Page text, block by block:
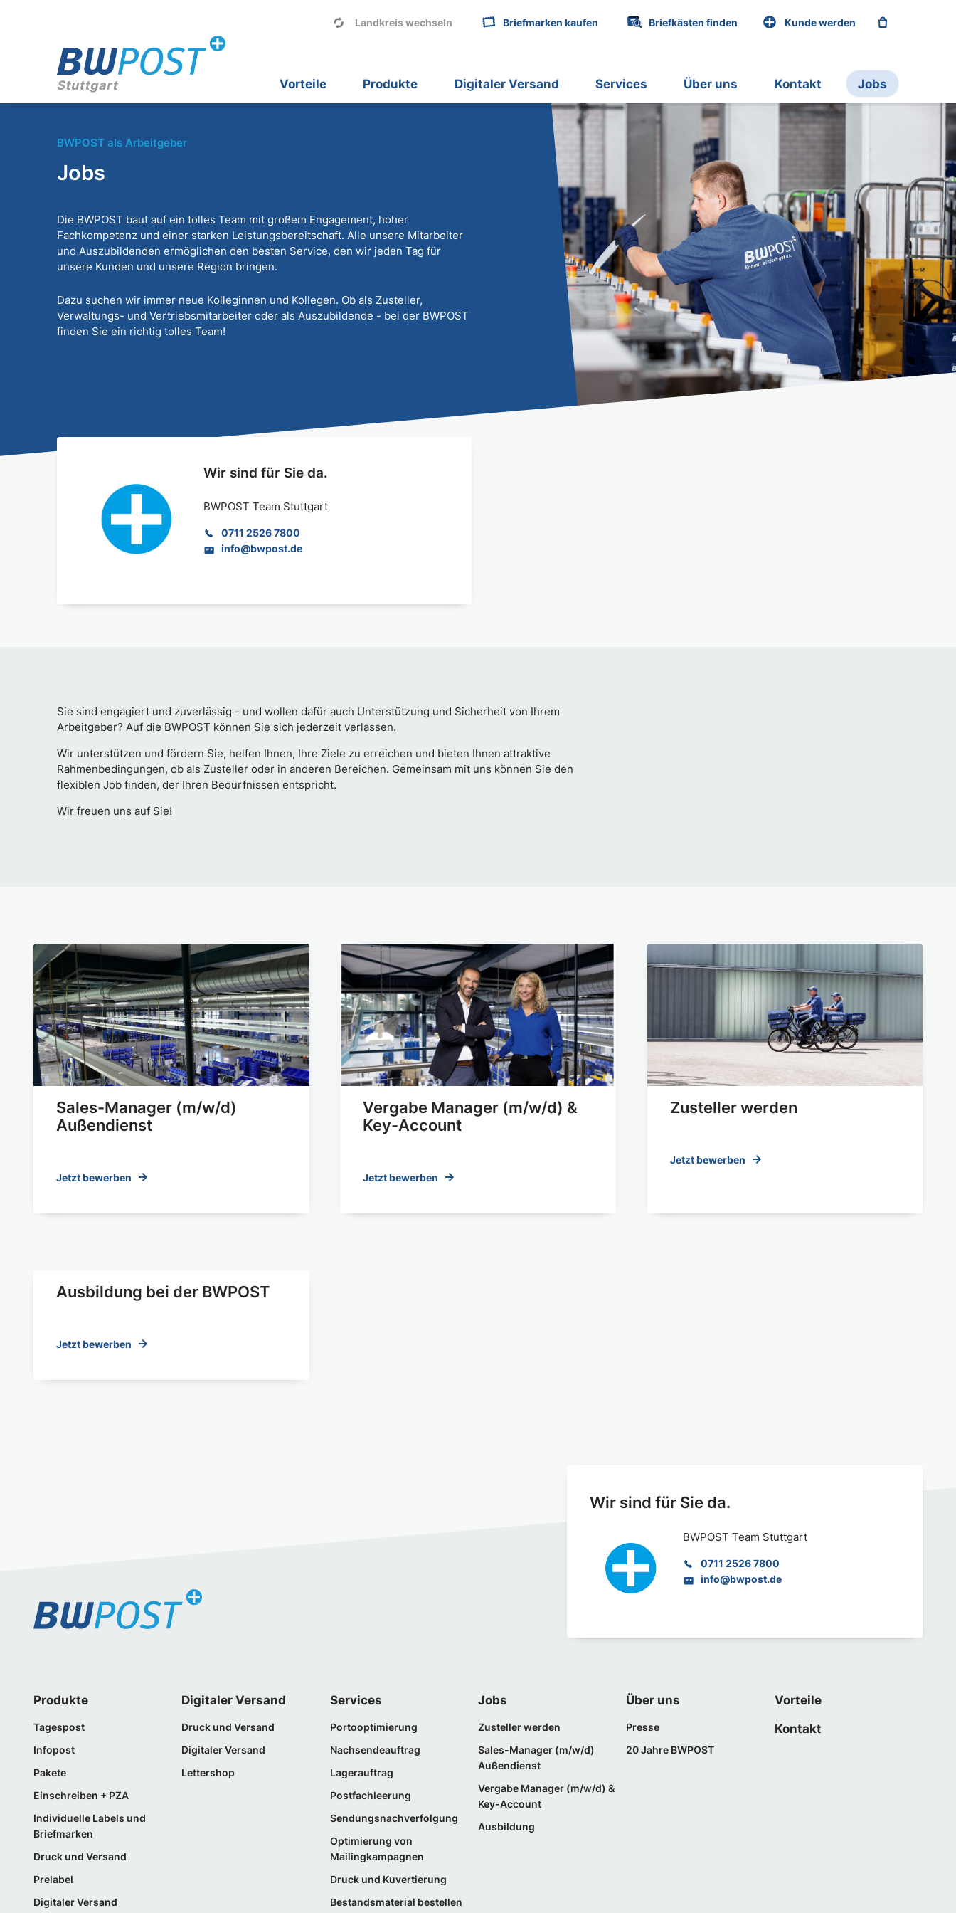
Landkreis wechseln Briefmarken kaufen Briefkästen finden Kunde werden
Vorteile Produkte Digitaler Versand Services Über uns Kontakt Jobs
BWPOST als Arbeitgeber
Jobs
Die BWPOST baut auf ein tolles Team mit großem Engagement, hoher
Fachkompetenz und einer starken Leistungsbereitschaft. Alle unsere Mitarbeiter
und Auszubildenden ermöglichen den besten Service, den wir jeden Tag für
unsere Kunden und unsere Region bringen.
Dazu suchen wir immer neue Kolleginnen und Kollegen. Ob als Zusteller,
Verwaltungs- und Vertriebsmitarbeiter oder als Auszubildende - bei der BWPOST
finden Sie ein richtig tolles Team!
Wir sind für Sie da.
BWPOST Team Stuttgart
0711 2526 7800
info@bwpost.de
Sie sind engagiert und zuverlässig - und wollen dafür auch Unterstützung und Sicherheit von Ihrem
Arbeitgeber? Auf die BWPOST können Sie sich jederzeit verlassen.
Wir unterstützen und fördern Sie, helfen Ihnen, Ihre Ziele zu erreichen und bieten Ihnen attraktive
Rahmenbedingungen, ob als Zusteller oder in anderen Bereichen. Gemeinsam mit uns können Sie den
flexiblen Job finden, der Ihren Bedürfnissen entspricht.
Wir freuen uns auf Sie!
Sales-Manager (m/w/d)
Außendienst
Jetzt bewerben
Vergabe Manager (m/w/d) &
Key-Account
Jetzt bewerben
Zusteller werden
Jetzt bewerben
Ausbildung bei der BWPOST
Jetzt bewerben
Wir sind für Sie da.
BWPOST Team Stuttgart
0711 2526 7800
info@bwpost.de
Produkte
Tagespost
Infopost
Pakete
Einschreiben + PZA
Individuelle Labels und
Briefmarken
Druck und Versand
Prelabel
Digitaler Versand
Digitaler Versand
Druck und Versand
Digitaler Versand
Lettershop
Services
Portooptimierung
Nachsendeauftrag
Lagerauftrag
Postfachleerung
Sendungsnachverfolgung
Optimierung von
Mailingkampagnen
Druck und Kuvertierung
Bestandsmaterial bestellen
Jobs
Zusteller werden
Sales-Manager (m/w/d)
Außendienst
Vergabe Manager (m/w/d) &
Key-Account
Ausbildung
Über uns
Presse
20 Jahre BWPOST
Vorteile
Kontakt